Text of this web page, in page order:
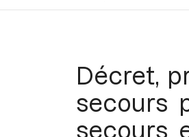
Décret,
secours
secours